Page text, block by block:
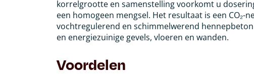
korrelgrootte en samenstelling voorkomt u
een homogeen mengsel. Het resultaat is een CO₂-
vochtregulerend en schimmelwerend
en energiezuinige gevels, vloeren en wanden.
Voordelen